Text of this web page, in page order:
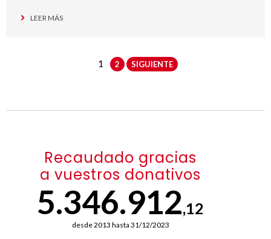
LEER MÁS
1 2 SIGUIENTE
Recaudado gracias
a vuestros donativos
5.346.912,12
desde 2013 hasta 31/12/2023